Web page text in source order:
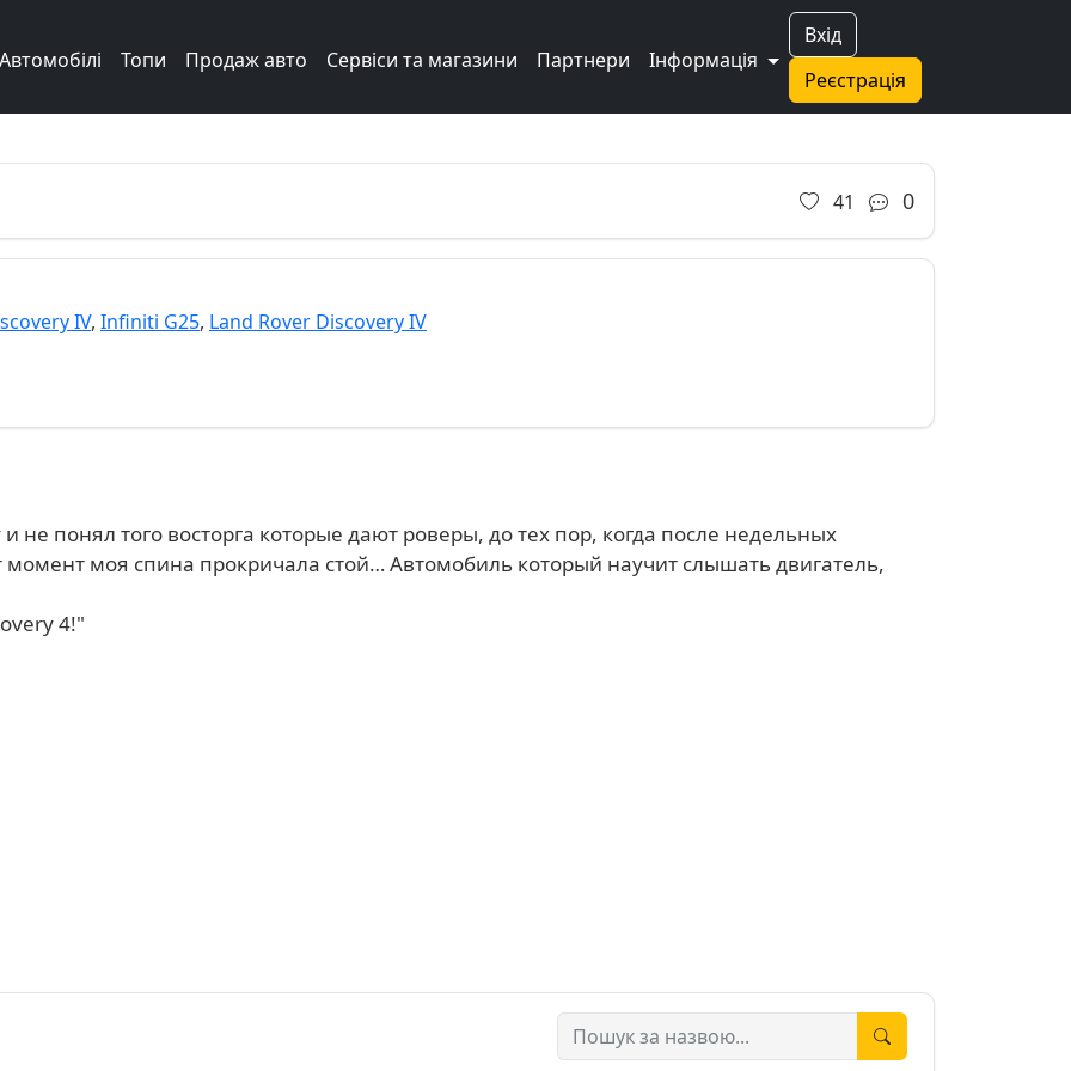
Вхід
Реєстрація
Автомобілі Топи Продаж авто Сервіси та магазини Партнери Інформація
41 0
IV, Infiniti G25, Land Rover Discovery IV
не понял того восторга которые дают роверы, до тех пор, когда после недельных
момент моя спина прокричала стой… Автомобиль который научит слышать двигатель,
4!"